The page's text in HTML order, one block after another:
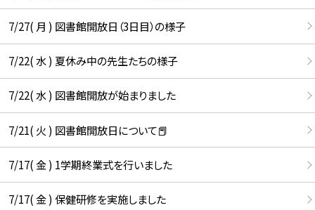
7/27( 月 ) 図書館開放日（3日目）の様子
7/22( 水 ) 夏休み中の先生たちの様子
7/22( 水 ) 図書館開放が始まりました
7/21( 火 ) 図書館開放日について📕
7/17( 金 ) 1学期終業式を行いました
7/17( 金 ) 保健研修を実施しました